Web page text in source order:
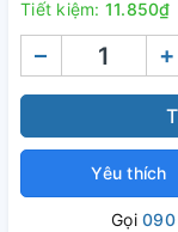
Tiết kiệm: 11.850₫
– +
Yêu thích
Gọi090